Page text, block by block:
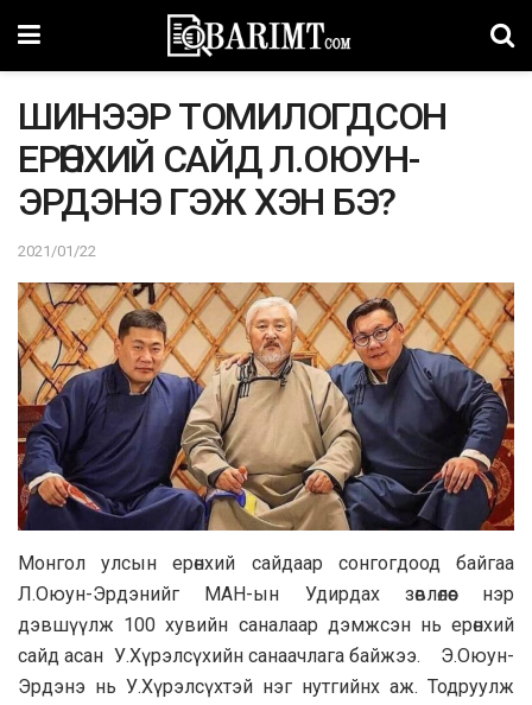
ШИНЭЭР ТОМИЛОГДСОН
ЕРӨНХИЙ САЙД Л.ОЮУН-
ЭРДЭНЭ ГЭЖ ХЭН БЭ?
2021/01/22
Монгол улсын ерөнхий сайдаар сонгогдоод байгаа
Л.Оюун-Эрдэнийг МАН-ын Удирдах зөвлөлөөс нэр
дэвшүүлж 100 хувийн саналаар дэмжсэн нь ерөнхий
сайд асан У.Хүрэлсүхийн санаачлага байжээ. Э.Оюун-
Эрдэнэ нь У.Хүрэлсүхтэй нэг нутгийнх аж. Тодруулж